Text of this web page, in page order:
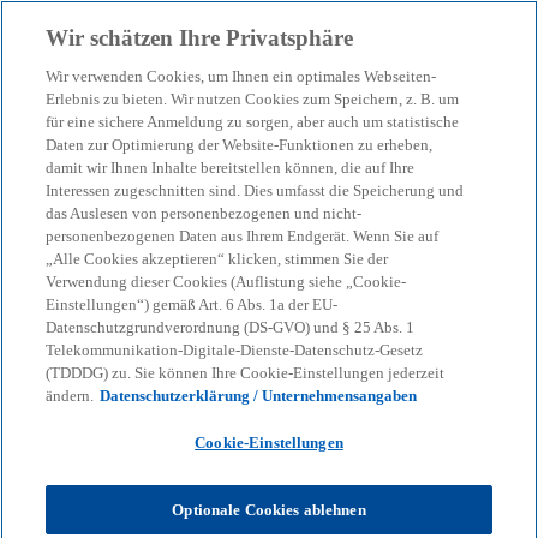
menu search
Carmen Egermann
Wir schätzen Ihre Privatsphäre
Wir verwenden Cookies, um Ihnen ein optimales Webseiten-
Erlebnis zu bieten. Wir nutzen Cookies zum Speichern, z. B. um
für eine sichere Anmeldung zu sorgen, aber auch um statistische
Daten zur Optimierung der Website-Funktionen zu erheben,
damit wir Ihnen Inhalte bereitstellen können, die auf Ihre
Interessen zugeschnitten sind. Dies umfasst die Speicherung und
das Auslesen von personenbezogenen und nicht-
personenbezogenen Daten aus Ihrem Endgerät. Wenn Sie auf
„Alle Cookies akzeptieren“ klicken, stimmen Sie der
Verwendung dieser Cookies (Auflistung siehe „Cookie-
Einstellungen“) gemäß Art. 6 Abs. 1a der EU-
Datenschutzgrundverordnung (DS-GVO) und § 25 Abs. 1
Telekommunikation-Digitale-Dienste-Datenschutz-Gesetz
(TDDDG) zu. Sie können Ihre Cookie-Einstellungen jederzeit
ändern. Datenschutzerklärung / Unternehmensangaben
Cookie-Einstellungen
Optionale Cookies ablehnen